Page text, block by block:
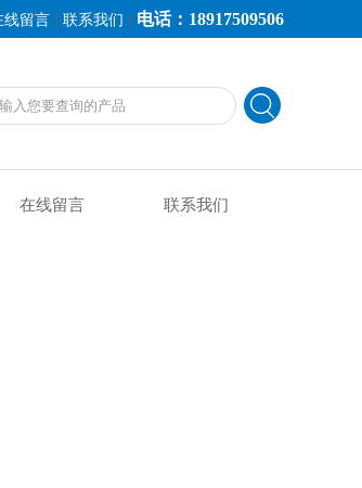
线留言 | 联系我们 | 电话：18917509506
在线留言 联系我们